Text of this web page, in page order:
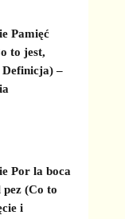
Pamięć
to jest,
Definicja) –
Por la boca
pez (Co to
i